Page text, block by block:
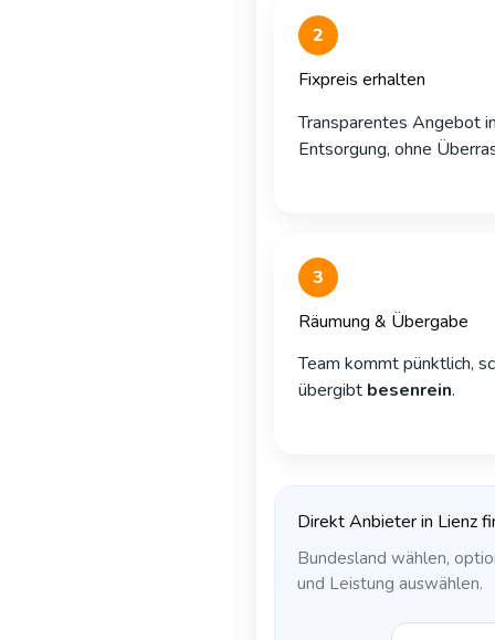
2
Fixpreis erhalten
Transparentes Angebot
Entsorgung, ohne
3
Räumung & Übergabe
Team kommt pünktlich,
übergibt besenrein.
Direkt Anbieter in Lienz
Bundesland wählen,
und Leistung auswählen.